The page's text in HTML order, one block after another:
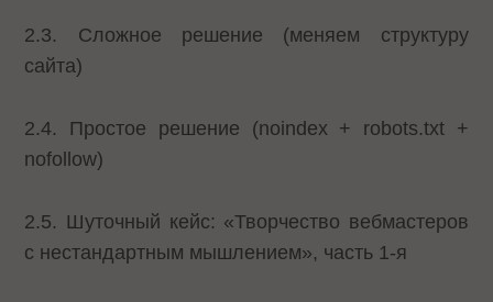
2.3. Сложное решение (меняем структуру
сайта)
2.4. Простое решение (noindex + robots.txt +
nofollow)
2.5. Шуточный кейс: «Творчество вебмастеров
с нестандартным мышлением», часть 1-я